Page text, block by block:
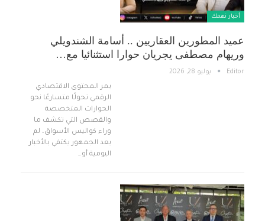
أخبار تهمك
عميد المطورين العقاريين .. أسامة الشندويلي
وريهام مصطفى يجريان حوارا استثنائيا مع…
Editor يوليو 28, 2026
يمر المحتوى الاقتصادي
الرقمي تحولًا متسارعًا نحو
الحوارات المتخصصة
والقصص التي تكشف ما
وراء كواليس الأسواق، لم
يعد الجمهور يكتفي بالأخبار
اليومية أو…